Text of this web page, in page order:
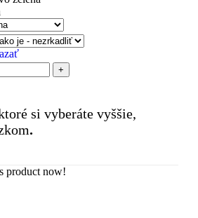
si vyberáte vyššie,
.
product now!